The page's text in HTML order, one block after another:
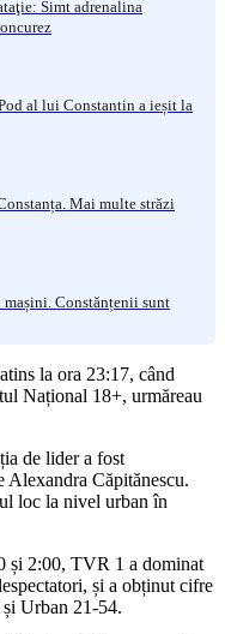
Simt adrenalina
al lui Constantin a ieșit la
Mai multe străzi
Constănțenii sunt
la ora 23:17, când
Național 18+, urmăreau
de lider a fost
Alexandra Căpitănescu.
loc la nivel urban în
și 2:00, TVR 1 a dominat
și a obținut cifre
Urban 21-54.